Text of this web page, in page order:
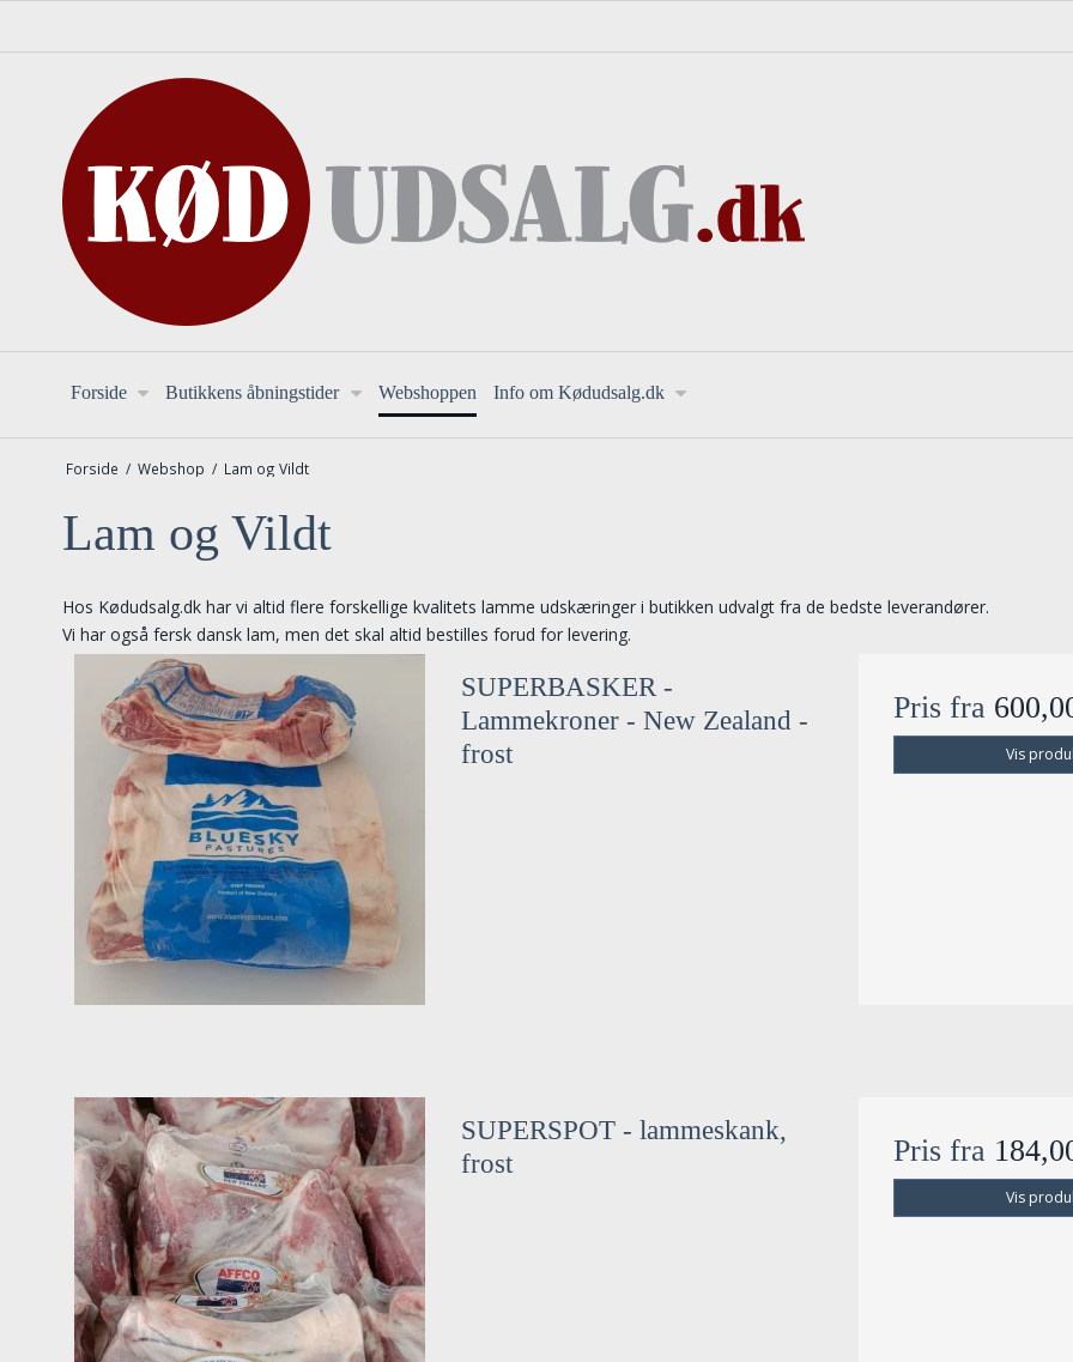
Forside Butikkens åbningstider Webshoppen Info om Kødudsalg.dk
Forside / Webshop / Lam og Vildt
Lam og Vildt
Hos Kødudsalg.dk har vi altid flere forskellige kvalitets lamme udskæringer i butikken udvalgt fra de bedste leverandører.
Vi har også fersk dansk lam, men det skal altid bestilles forud for levering.
SUPERBASKER -
Lammekroner - New Zealand -
frost
Pris fra
Vis
SUPERSPOT - lammeskank,
frost
Pris fra
Vis